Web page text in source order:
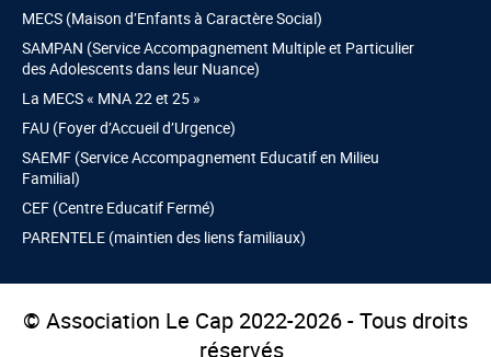
MECS (Maison d’Enfants à Caractère Social)
SAMPAN (Service Accompagnement Multiple et Particulier
des Adolescents dans leur Nuance)
La MECS « MNA 22 et 25 »
FAU (Foyer d’Accueil d’Urgence)
SAEMF (Service Accompagnement Educatif en Milieu
Familial)
CEF (Centre Educatif Fermé)
PARENTELE (maintien des liens familiaux)
© Association Le Cap 2022-2026 - Tous droits
réservés